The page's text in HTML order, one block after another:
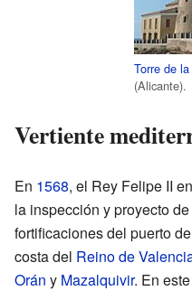
Torre de
(Alicante).
Vertiente
En 1568, el Rey Felipe II
la inspección y proyecto
fortificaciones del puerto
costa del Reino de
Orán y Mazalquivir. En